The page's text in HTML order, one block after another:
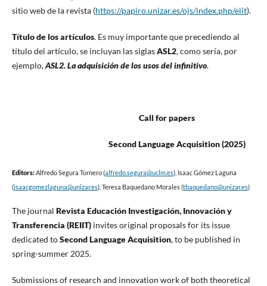
sitio web de la revista (https://papiro.unizar.es/ojs/index.php/eiit).
Título de los artículos. Es muy importante que precediendo al
título del artículo, se incluyan las siglasASL2, como sería, por
ejemplo,ASL2. La adquisición de los usos del infinitivo.
Call for papers
Second Language Acquisition (2025)
Editors:Alfredo Segura Tornero (alfredo.segura@uclm.es), Isaac Gómez Laguna
(isaacgomezlaguna@unizar.es), Teresa Baquedano Morales (tbaquedano@unizar.es)
The journal Revista Educación Investigación, Innovación y
Transferencia (REIIT)invites original proposals for its issue
dedicated toSecond Language Acquisition, to be published in
spring-summer 2025.
Submissions of research and innovation work of both theoretical